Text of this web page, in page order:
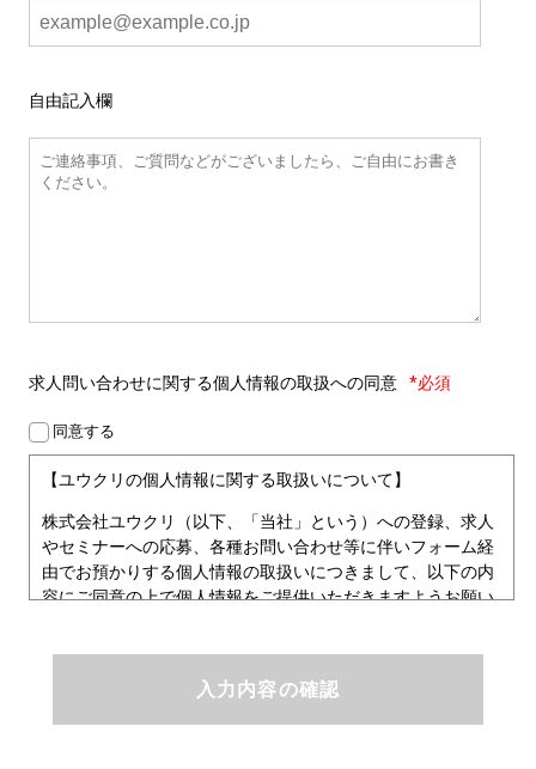
自由記入欄
求人問い合わせに関する個人情報の取扱への同意 *必須
同意する
【ユウクリの個人情報に関する取扱いについて】
株式会社ユウクリ（以下、「当社」という）への登録、求人
やセミナーへの応募、各種お問い合わせ等に伴いフォーム経
由でお預かりする個人情報の取扱いにつきまして、以下の内
容にご同意の上で個人情報をご提供いただきますようお願い
ユウクリにおける個人情報保護方針